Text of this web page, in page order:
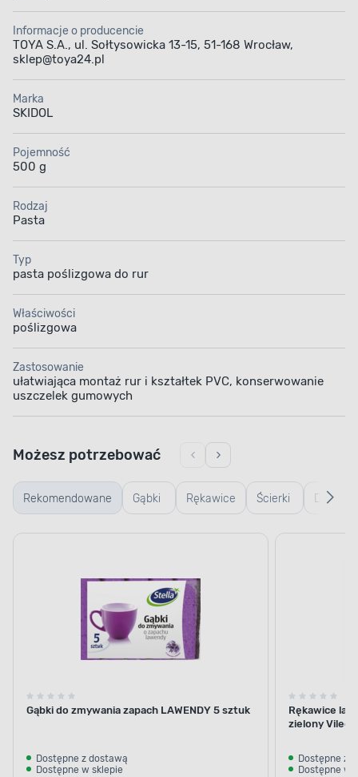
Informacje o producencie
TOYA S.A., ul. Sołtysowicka 13-15, 51-168 Wrocław,
sklep@toya24.pl
Marka
SKIDOL
Pojemność
500 g
Rodzaj
Pasta
Typ
pasta poślizgowa do rur
Właściwości
poślizgowa
Zastosowanie
ułatwiająca montaż rur i kształtek PVC, konserwowanie
uszczelek gumowych
Rekomendowane Gąbki
i
Rękawice
gumowe
Ścierki
do
Do
mycia
Możesz potrzebować
Gąbki do zmywania zapach LAWENDY 5 sztuk
Dostępne z dostawą
Dostępne w sklepie
Rękawice
zielony Vileda
Dostępne z
Dostępne w